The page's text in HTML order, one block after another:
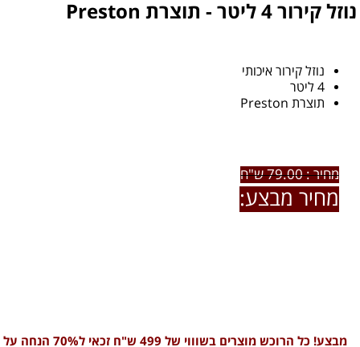
נוזל קירור 4 ליטר - תוצרת Preston
נוזל קירור איכותי
4 ליטר
תוצרת Preston
מחיר : 79.00 ש"ח
מחיר מבצע:
מבצע! כל הרוכש מוצרים בשוווי של 499 ש"ח זכאי ל70% הנחה על